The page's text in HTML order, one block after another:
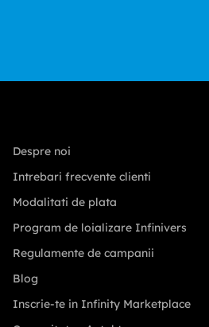
Despre noi
Intrebari frecvente clienti
Modalitati de plata
Program de loializare Infinivers
Regulamente de campanii
Blog
Inscrie-te in Infinity Marketplace